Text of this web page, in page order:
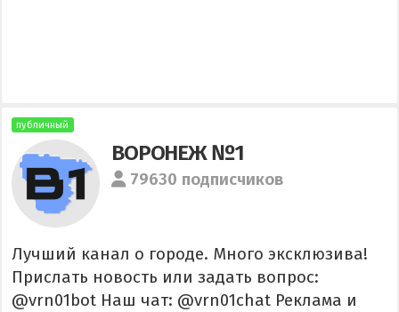
публичный
ВОРОНЕЖ №1
79630 подписчиков
Лучший канал о городе. Много эксклюзива!
Прислать новость или задать вопрос:
@vrn01bot Наш чат: @vrn01chat Реклама и